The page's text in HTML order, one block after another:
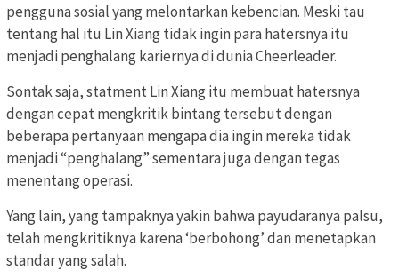
pengguna sosial yang melontarkan kebencian. Meski tau
tentang hal itu Lin Xiang tidak ingin para hatersnya itu
menjadi penghalang kariernya di dunia Cheerleader.
Sontak saja, statment Lin Xiang itu membuat hatersnya
dengan cepat mengkritik bintang tersebut dengan
beberapa pertanyaan mengapa dia ingin mereka tidak
menjadi “penghalang” sementara juga dengan tegas
menentang operasi.
Yang lain, yang tampaknya yakin bahwa payudaranya palsu,
telah mengkritiknya karena ‘berbohong’ dan menetapkan
standar yang salah.